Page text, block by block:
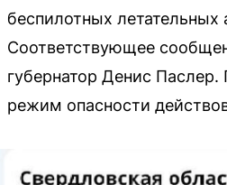
беспилотных
Соответствующее
губернатор Денис
режим опасности